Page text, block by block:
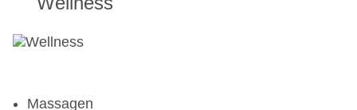
Massagen